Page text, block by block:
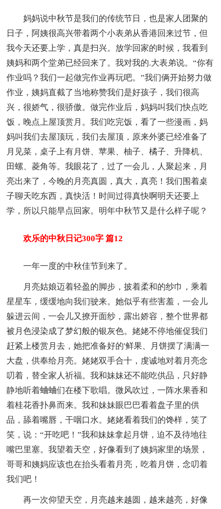
妈妈说中秋节是我们的传统节日，也是家人团聚的
日子，阿姨很高兴带着两个小表弟从香港回来过节，但
我今天还要上学，真是扫兴。放学回家的时候，我看到
姨妈和两个堂弟已经回来了。我对我的.大表弟说。“你有
作业吗？我们一起做完作业再玩吧。”我们俩开始努力做
作业，姨妈直截了当地称赞我们是好孩子，我们很高
兴，很娇气，很骄傲。做完作业后，妈妈叫我们快点吃
饭，晚点上屋顶赏月。我们吃完饭，看了一些漫画，妈
妈叫我们去屋顶玩，我们去屋顶，原来外婆已经准备了
月见菜，桌子上有月饼、苹果、柚子、橘子、升降机、
田螺、菱角等。我眼花了，过了一会儿，人聚起来，月
亮出来了，今晚的月亮真圆，真大，真亮！我们围着桌
子聊天吃东西，真快活！时间过得真快啊明天还要上
学，所以只能早点回家。明年中秋节又是什么样子呢？
欢乐的中秋日记300字 篇12
一年一度的中秋佳节到来了。
月亮姑娘迈着轻盈的脚步，披着柔和的纱巾，乘着
星星车，缓缓地向我们驶来。她似乎有些害羞，一会儿
躲进云间，一会儿又撩开面纱，露出娇容，整个世界都
被月色浸染成了梦幻般的银灰色。姥姥不停地催促我们
赶紧上楼赏月去，她把准备好的'鲜果、月饼摆了满满一
大盘，供奉给月亮。姥姥双手合十，虔诚地对着月亮念
叨着，替全家人祈福。我和妹妹还不能吃供品，只好静
静地听着蛐蛐们在楼下歌唱。微风吹过，一阵水果香和
着桂花香扑鼻而来。我和妹妹眼巴巴看着盘子里的供
品，舔着嘴唇，干咽口水。姥姥看着我们的馋样，笑了
笑，说：“开吃吧！”我和妹妹拿起月饼，迫不及待地往
嘴巴里塞。我望着天空，好像看到了姨妈家里的场景，
哥哥和姨妈应该也在抬头看着月亮，吃着月饼，念叨着
我们吧！
再一次仰望天空，月亮越来越圆，越来越亮，好像